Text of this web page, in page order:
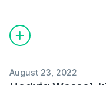
August 23, 2022